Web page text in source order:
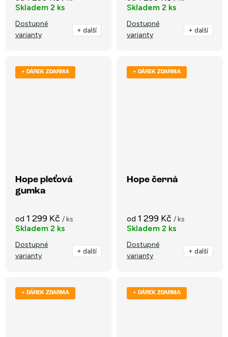
Skladem 2 ks
Dostupné
varianty
+ další
Skladem 2 ks
Dostupné
varianty
+ další
+ DÁREK ZDARMA
Hope pleťová
gumka
od 1 299 Kč / ks
Skladem 2 ks
Dostupné
varianty
+ další
+ DÁREK ZDARMA
Hope černá
od 1 299 Kč / ks
Skladem 2 ks
Dostupné
varianty
+ další
+ DÁREK ZDARMA + DÁREK ZDARMA